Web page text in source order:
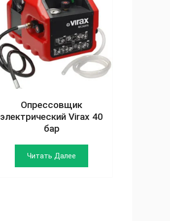
Опрессовщик
электрический Virax 40
бар
Читать Далее